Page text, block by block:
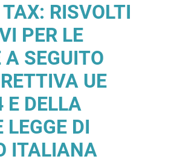
RISVOLTI
PER LE
A SEGUITO
UE
DELLA
LEGGE DI
ITALIANA